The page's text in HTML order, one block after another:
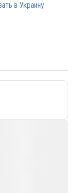
в Украину